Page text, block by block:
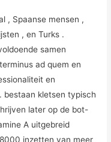
, Spaanse mensen ,
, en Turks .
samen
ad quem en
en
bestaan kletsen typisch
later op de bot-
A uitgebreid
inzetten van meer